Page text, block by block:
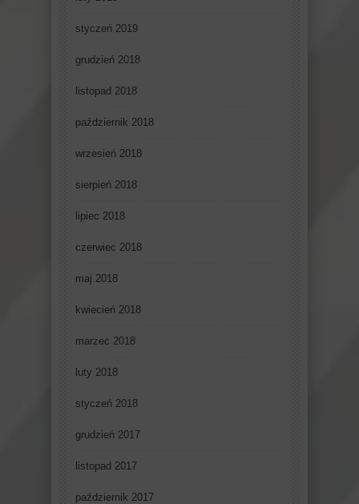
styczeń 2019
grudzień 2018
listopad 2018
październik 2018
wrzesień 2018
sierpień 2018
lipiec 2018
czerwiec 2018
maj 2018
kwiecień 2018
marzec 2018
luty 2018
styczeń 2018
grudzień 2017
listopad 2017
październik 2017